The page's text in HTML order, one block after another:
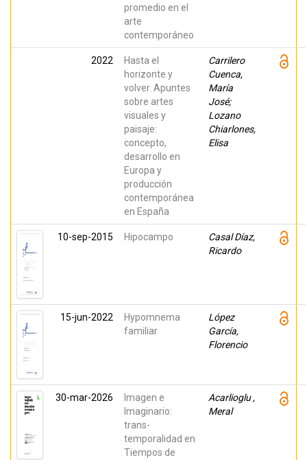
promedio en el
arte
contemporáneo
2022
Hasta el
horizonte y
volver. Apuntes
sobre artes
visuales y
paisaje:
concepto,
desarrollo en
Europa y
producción
contemporánea
en España
Carrilero
Cuenca,
María
José;
Lozano
Chiarlones,
Elisa
10-sep-2015 Hipocampo
Casal Díaz,
Ricardo
15-jun-2022
Hypomnema
familiar
López
García,
Florencio
30-mar-2026
Imagen e
Imaginario:
trans-
temporalidad en
Tiempos de
Acarlioglu ,
Meral